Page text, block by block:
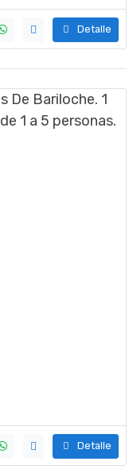
Detalle
Detalle